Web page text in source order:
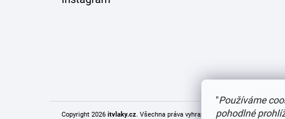
"Používáme
pohodlné
Copyright 2026 itvlaky.cz. Všechna práva vyhrazena.Upravit nastavení